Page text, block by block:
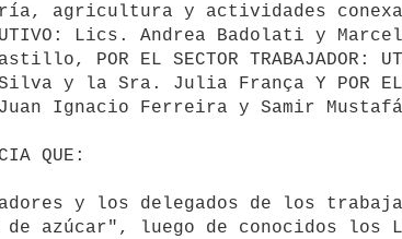
agricultura y actividades
Lics. Andrea Badolati y
POR EL SECTOR TRABAJADOR:
la Sra. Julia França Y POR EL
Ignacio Ferreira y Samir
y los delegados de los
azúcar", luego de conocidos los